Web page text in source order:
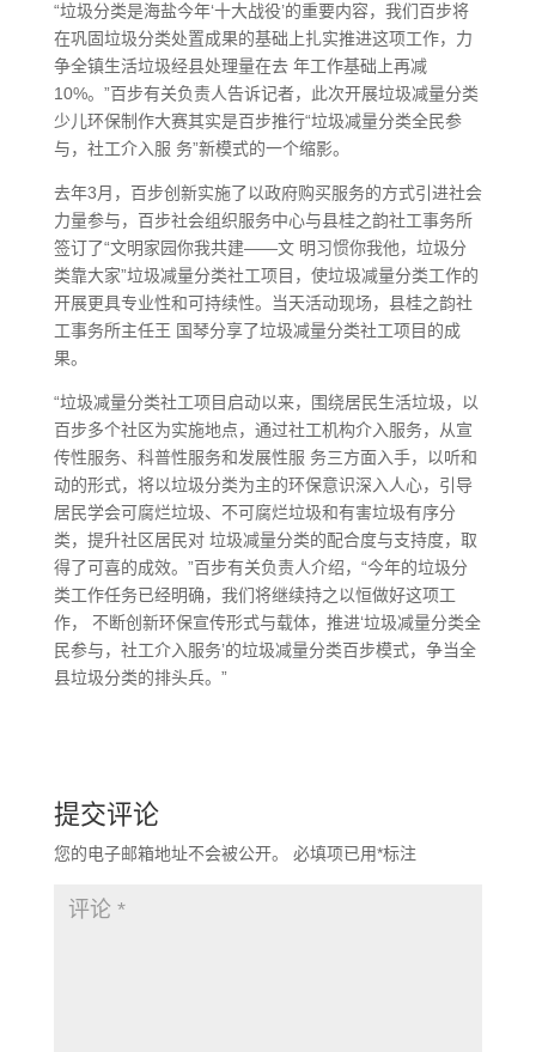
“垃圾分类是海盐今年‘十大战役’的重要内容，我们百步将
在巩固垃圾分类处置成果的基础上扎实推进这项工作，力
争全镇生活垃圾经县处理量在去 年工作基础上再减
10%。”百步有关负责人告诉记者，此次开展垃圾减量分类
少儿环保制作大赛其实是百步推行“垃圾减量分类全民参
与，社工介入服 务”新模式的一个缩影。
去年3月，百步创新实施了以政府购买服务的方式引进社会
力量参与，百步社会组织服务中心与县桂之韵社工事务所
签订了“文明家园你我共建——文 明习惯你我他，垃圾分
类靠大家”垃圾减量分类社工项目，使垃圾减量分类工作的
开展更具专业性和可持续性。当天活动现场，县桂之韵社
工事务所主任王 国琴分享了垃圾减量分类社工项目的成
果。
“垃圾减量分类社工项目启动以来，围绕居民生活垃圾，以
百步多个社区为实施地点，通过社工机构介入服务，从宣
传性服务、科普性服务和发展性服 务三方面入手，以听和
动的形式，将以垃圾分类为主的环保意识深入人心，引导
居民学会可腐烂垃圾、不可腐烂垃圾和有害垃圾有序分
类，提升社区居民对 垃圾减量分类的配合度与支持度，取
得了可喜的成效。”百步有关负责人介绍，“今年的垃圾分
类工作任务已经明确，我们将继续持之以恒做好这项工
作， 不断创新环保宣传形式与载体，推进‘垃圾减量分类全
民参与，社工介入服务’的垃圾减量分类百步模式，争当全
县垃圾分类的排头兵。”
提交评论
您的电子邮箱地址不会被公开。 必填项已用*标注